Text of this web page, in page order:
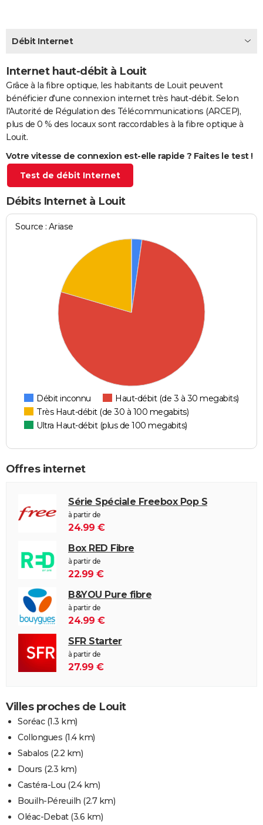
GUIDES D'ACHAT
CARTE DE VOEUX
Carte de Noël
Carte Bonne année
Carte Saint-Valentin
Carte Pâques
Carte d'anniversaire
DICTIONNAIRE
Biographies
Expressions
PROGRAMME TV
COPAINS D'AVANT
S'inscrire
Se connecter
Lycées
Collèges
Primaires
Universités
Entreprises
Service militaire
Avis de recherche
AVIS DE DÉCÈS
FORUM
Bricolage
Lifestyle
Culture
Sport
Auto
Television
Voyage
Cinema
Débit Internet
Internet haut-débit à Louit
Grâce à la fibre optique, les habitants de Louit peuvent
bénéficier d'une connexion internet très haut-débit. Selon
l'Autorité de Régulation des Télécommunications (ARCEP),
plus de 0 % des locaux sont raccordables à la fibre optique à
Louit.
Votre vitesse de connexion est-elle rapide ? Faites le test !
Test de débit Internet
Débits Internet à Louit
Source : Ariase
Débit inconnu
Haut-débit (de 3 à 30 megabits)
Très Haut-débit (de 30 à 100 megabits)
Ultra Haut-débit (plus de 100 megabits)
Offres internet
Série Spéciale Freebox Pop S
à partir de
24.99 €
Box RED Fibre
à partir de
22.99 €
B&YOU Pure fibre
à partir de
24.99 €
SFR Starter
à partir de
27.99 €
Villes proches de Louit
Soréac(1.3 km)
Collongues (1.4 km)
Sabalos (2.2 km)
Dours (2.3 km)
Castéra-Lou (2.4 km)
Bouilh-Péreuilh (2.7 km)
Oléac-Debat(3.6 km)